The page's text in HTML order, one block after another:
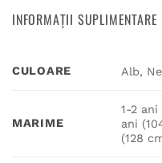
INFORMAȚII SUPLIMENTARE
CULOARE Alb,
MARIME
1-2 ani
ani
(128